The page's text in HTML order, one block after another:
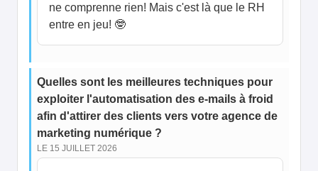
ne comprenne rien! Mais c'est là que le RH
entre en jeu! 🤓
Quelles sont les meilleures techniques pour
exploiter l'automatisation des e-mails à froid
afin d'attirer des clients vers votre agence de
marketing numérique ?
LE 15 JUILLET 2026